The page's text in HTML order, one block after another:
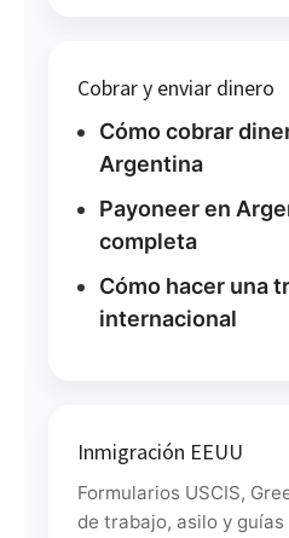
Cobrar y enviar dinero
Cómo cobrar
Argentina
Payoneer en
completa
Cómo hacer una
internacional
Inmigración EEUU
Formularios USCIS,
de trabajo, asilo y